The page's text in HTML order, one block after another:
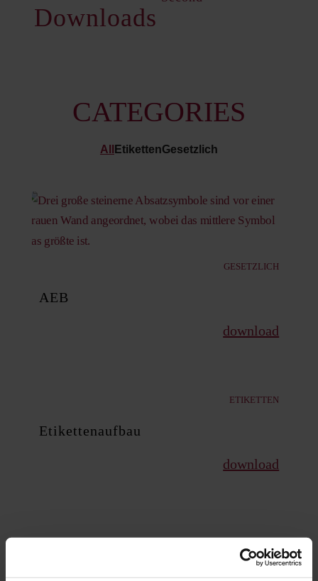
Downloads
CATEGORIES
All EtikettenGesetzlich
GESETZLICH
AEB
download
ETIKETTEN
Etikettenaufbau
download